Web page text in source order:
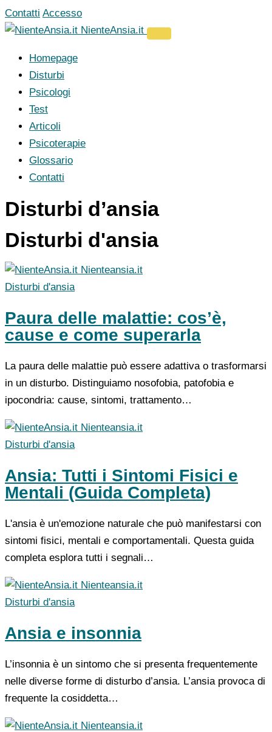
Vai
al
Contatti Accesso
NienteAnsia.it
Homepage
Disturbi
Psicologi
Test
Articoli
Psicoterapie
Glossario
Contatti
Disturbi d’ansia
Disturbi d'ansia
Nienteansia.it
Disturbi d'ansia
Paura delle malattie: cos’è,
cause e come superarla
La paura delle malattie può essere adattiva o trasformarsi
in un disturbo. Distinguiamo nosofobia, patofobia e
ipocondria: cause, sintomi, trattamento…
Nienteansia.it
Disturbi d'ansia
Ansia: Tutti i Sintomi Fisici e
Mentali (Guida Completa)
L'ansia è un'emozione naturale che può manifestarsi con
sintomi fisici, mentali e comportamentali. Questa guida
completa esplora tutti i segnali…
Nienteansia.it
Disturbi d'ansia
Ansia e insonnia
L’insonnia è un sintomo che si presenta frequentemente
nelle diverse forme di disturbo d’ansia. L’ansia provoca di
frequente la cosiddetta…
Nienteansia.it